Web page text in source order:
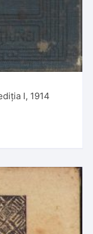
I, 1914